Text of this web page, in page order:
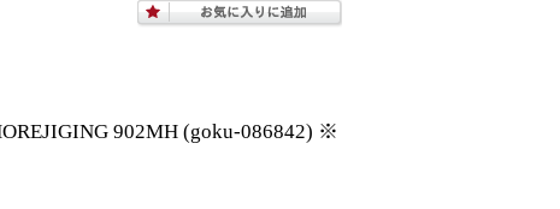
902MH (goku-086842) ※